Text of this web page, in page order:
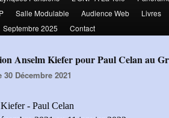
Salle Modulable Audience Web Livres
Septembre 2025 Contact
Anselm Kiefer pour Paul Celan au
30 Décembre 2021
- Paul Celan